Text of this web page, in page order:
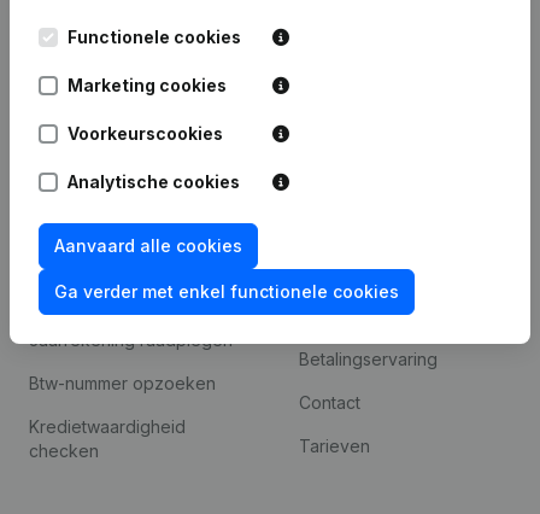
Functionele cookies
Marketing cookies
Voorkeurscookies
Analytische cookies
Aanvaard alle cookies
Ga verder met enkel functionele cookies
Kantorenpark Everest
248D,
Spotlight
Compliance &
fraudepreventie
Jaarrekening raadplegen
Btw-nummer opzoeken
Kredietwaardigheid
checken
Integraties
Integraties op maat
Betalingservaring
Contact
Tarieven